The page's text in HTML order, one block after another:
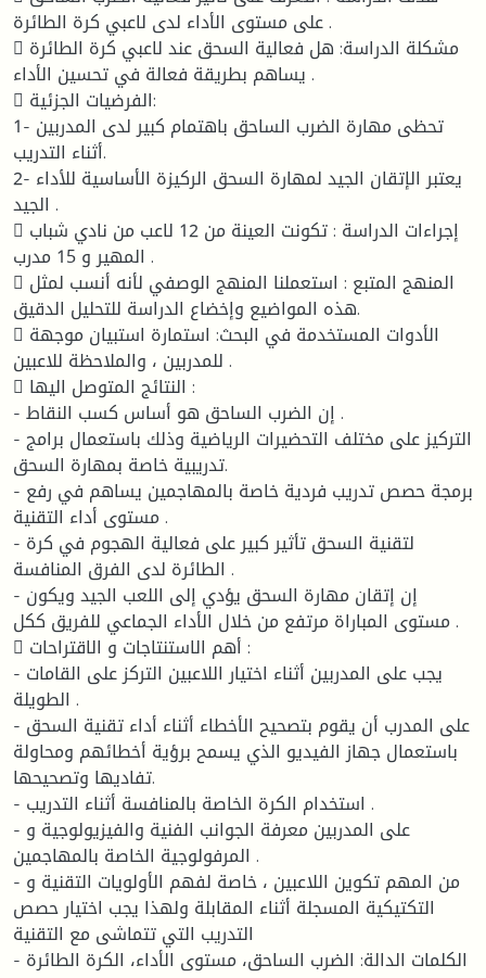
على مستوى الأداء لدى لاعبي كرة الطائرة .
 مشكلة الدراسة: هل فعالية السحق عند لاعبي كرة الطائرة
يساهم بطريقة فعالة في تحسين الأداء .
 الفرضيات الجزئية:
1- تحظى مهارة الضرب الساحق باهتمام كبير لدى المدربين
أثناء التدريب.
2- يعتبر الإتقان الجيد لمهارة السحق الركيزة الأساسية للأداء
الجيد .
 إجراءات الدراسة : تكونت العينة من 12 لاعب من نادي شباب
المهير و 15 مدرب .
 المنهج المتبع : استعملنا المنهج الوصفي لأنه أنسب لمثل
هذه المواضيع وإخضاع الدراسة للتحليل الدقيق.
 الأدوات المستخدمة في البحث: استمارة استبيان موجهة
للمدربين ، والملاحظة للاعبين .
 النتائج المتوصل اليها :
- إن الضرب الساحق هو أساس كسب النقاط .
- التركيز على مختلف التحضيرات الرياضية وذلك باستعمال برامج
تدريبية خاصة بمهارة السحق.
- برمجة حصص تدريب فردية خاصة بالمهاجمين يساهم في رفع
مستوى أداء التقنية .
- لتقنية السحق تأثير كبير على فعالية الهجوم في كرة
الطائرة لدى الفرق المنافسة .
- إن إتقان مهارة السحق يؤدي إلى اللعب الجيد ويكون
مستوى المباراة مرتفع من خلال الأداء الجماعي للفريق ككل .
 أهم الاستنتاجات و الاقتراحات :
- يجب على المدربين أثناء اختيار اللاعبين التركز على القامات
الطويلة .
- على المدرب أن يقوم بتصحيح الأخطاء أثناء أداء تقنية السحق
باستعمال جهاز الفيديو الذي يسمح برؤية أخطائهم ومحاولة
تفاديها وتصحيحها.
- استخدام الكرة الخاصة بالمنافسة أثناء التدريب .
- على المدربين معرفة الجوانب الفنية والفيزيولوجية و
المرفولوجية الخاصة بالمهاجمين .
- من المهم تكوين اللاعبين ، خاصة لفهم الأولويات التقنية و
التكتيكية المسجلة أثناء المقابلة ولهذا يجب اختيار حصص
التدريب التي تتماشى مع التقنية
- الكلمات الدالة: الضرب الساحق، مستوى الأداء، الكرة الطائرة